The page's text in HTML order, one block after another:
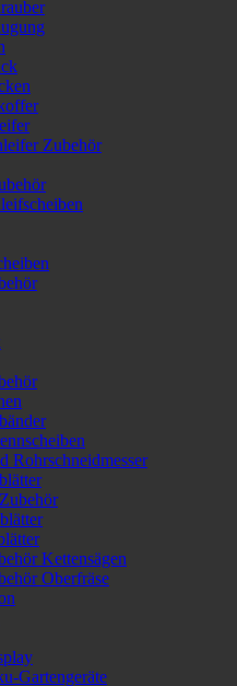
Zubehör
Rohrschneidmesser
Kettensägen
Oberfräse
Gartengeräte